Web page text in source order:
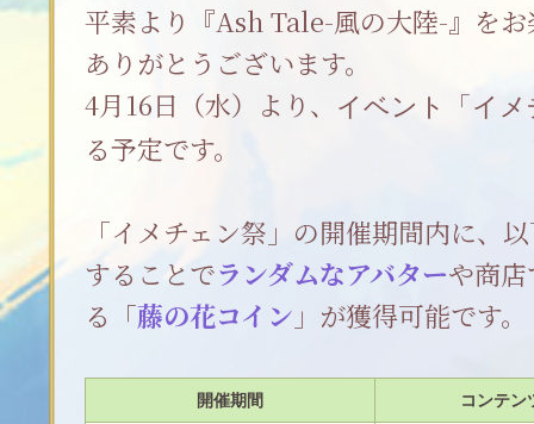
平素より『Ash Tale-風の大陸-』を
ありがとうございます。
4月16日（水）より、
イベント「イ
る予定です。
「イメチェン祭」の開催期間内に、
することでランダムなアバターや商
る「藤の花コイン 」が獲得可能です。
開催期間 コンテン